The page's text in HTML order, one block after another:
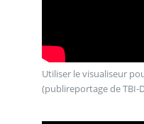
Utiliser le visualiseur
(publireportage de TBI-